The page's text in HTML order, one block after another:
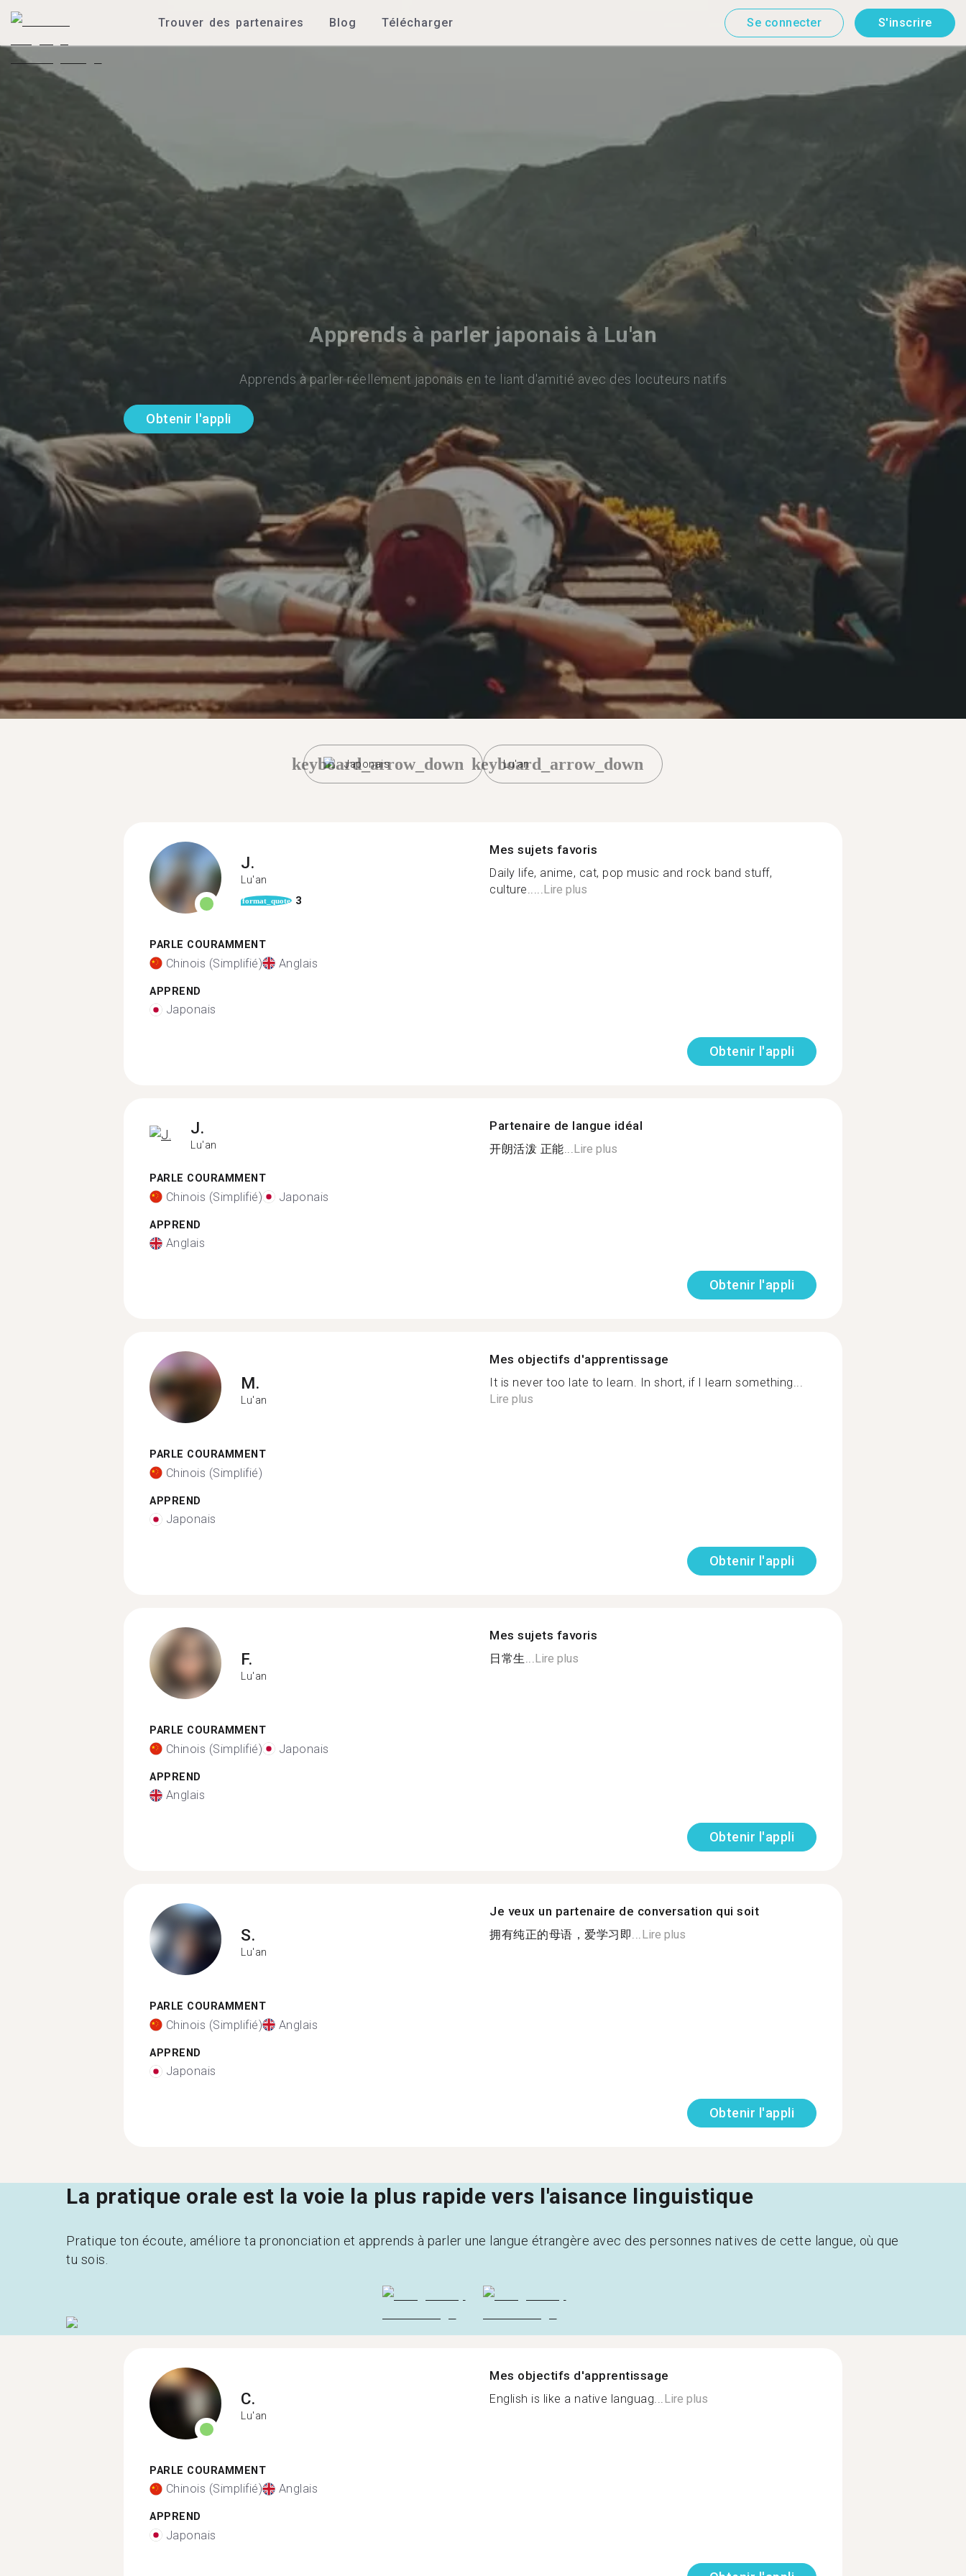
Trouver des partenaires Blog Télécharger Se connecter S'inscrire
Apprends à parler japonais à Lu'an
Apprends à parler réellement japonais en te liant d'amitié avec des locuteurs natifs
Obtenir l'appli
Japonais
keyboard_arrow_down Lu'an
keyboard_arrow_down
J.
Lu'an
format_quote 3
PARLE COURAMMENT
Chinois (Simplifié) Anglais
APPREND
Japonais
Mes sujets favoris
Daily life, anime, cat, pop music and rock band stuff,
culture.....Lire plus
Obtenir l'appli
J.
Lu'an
PARLE COURAMMENT
Chinois (Simplifié) Japonais
APPREND
Anglais
Partenaire de langue idéal
开朗活泼 正能...Lire plus
Obtenir l'appli
M.
Lu'an
PARLE COURAMMENT
Chinois (Simplifié)
APPREND
Japonais
Mes objectifs d'apprentissage
It is never too late to learn. In short, if I learn something...
Lire plus
Obtenir l'appli
F.
Lu'an
PARLE COURAMMENT
Chinois (Simplifié) Japonais
APPREND
Anglais
Mes sujets favoris
日常生...Lire plus
Obtenir l'appli
S.
Lu'an
PARLE COURAMMENT
Chinois (Simplifié) Anglais
APPREND
Japonais
Je veux un partenaire de conversation qui soit
拥有纯正的母语，爱学习即...Lire plus
Obtenir l'appli
La pratique orale est la voie la plus rapide vers l'aisance linguistique
Pratique ton écoute, améliore ta prononciation et apprends à parler une langue étrangère avec des personnes natives de cette langue, où que
tu sois.
C.
Lu'an
PARLE COURAMMENT
Chinois (Simplifié) Anglais
APPREND
Japonais
Mes objectifs d'apprentissage
English is like a native languag... Lire plus